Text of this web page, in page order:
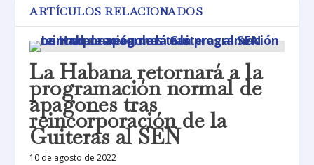
ARTÍCULOS RELACIONADOS
La Habana retornará a la
programación normal de
apagones tras
reincorporación de la
Guiteras al SEN
10 de agosto de 2022